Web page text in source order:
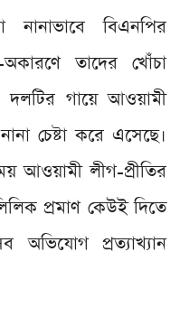
বিএনপির
তাদের খোঁচা
দলটির গায়ে আওয়ামী
চেষ্টা করে এসেছে।
আওয়ামী লীগ-প্রীতির
প্রমাণ কেউই দিতে
অভিযোগ প্রত্যাখ্যান